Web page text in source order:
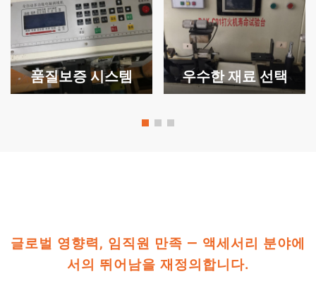
품질보증 시스템 우수한 재료 선택
글로벌 영향력, 임직원 만족 — 액세서리 분야에
서의 뛰어남을 재정의합니다.